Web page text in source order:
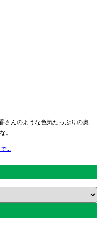
さんのような色気たっぷりの奥
。
...